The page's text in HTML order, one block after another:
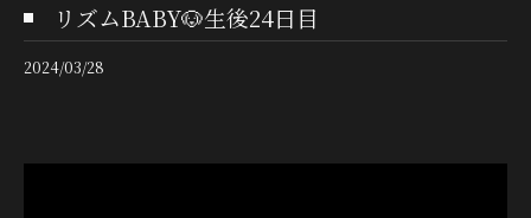
リズムBABY🐶生後24日目
2024/03/28